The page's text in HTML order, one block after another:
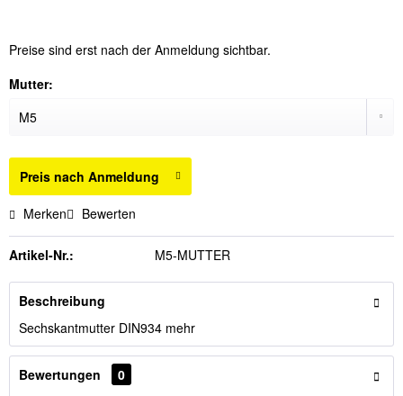
Preise sind erst nach der Anmeldung sichtbar.
Mutter:
Preis nach Anmeldung
Merken Bewerten
Artikel-Nr.: M5-MUTTER
Beschreibung
Sechskantmutter DIN934 mehr
Bewertungen
0